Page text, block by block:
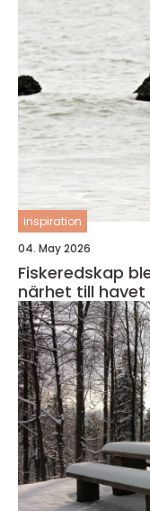
inspiration
04. May 2026
Fiskeredskap blekinge
närhet till havet